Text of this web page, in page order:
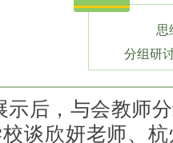
思
分组研
示后，与会教师
谈欣妍老师、